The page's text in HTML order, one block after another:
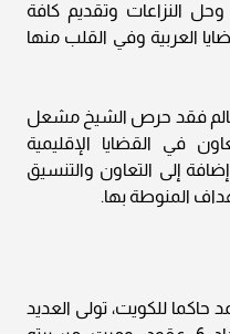
النزاعات وتقديم كافة
العربية وفي القلب منها
فقد حرص الشيخ مشعل
في القضايا الإقليمية
إلى التعاون والتنسيق
المنوطة بها.
للكويت، تولى العديد